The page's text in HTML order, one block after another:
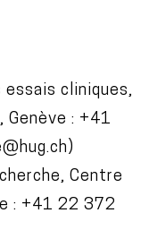
cliniques,
Genève : +41
Centre
: +41 22 372